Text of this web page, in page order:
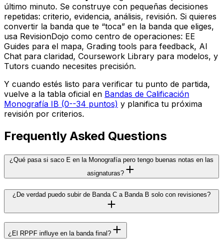
último minuto. Se construye con pequeñas decisiones
repetidas: criterio, evidencia, análisis, revisión. Si quieres
convertir la banda que te “toca” en la banda que eliges,
usa RevisionDojo como centro de operaciones: EE
Guides para el mapa, Grading tools para feedback, AI
Chat para claridad, Coursework Library para modelos, y
Tutors cuando necesites precisión.
Y cuando estés listo para verificar tu punto de partida,
vuelve a la tabla oficial en Bandas de Calificación
Monografía IB (0--34 puntos) y planifica tu próxima
revisión por criterios.
Frequently Asked Questions
¿Qué pasa si saco E en la Monografía pero tengo buenas notas en las
asignaturas?
¿De verdad puedo subir de Banda C a Banda B solo con revisiones?
¿El RPPF influye en la banda final?